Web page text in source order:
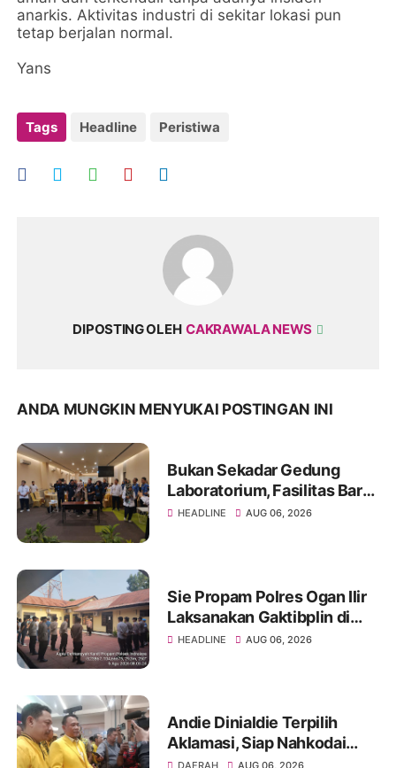
anarkis. Aktivitas industri di sekitar lokasi pun
tetap berjalan normal.
Yans
Tags Headline Peristiwa
DIPOSTING OLEH CAKRAWALA NEWS
ANDA MUNGKIN MENYUKAI POSTINGAN INI
Bukan Sekadar Gedung
Laboratorium, Fasilitas Baru
di Jakabaring Akan Perkuat
HEADLINE AUG 06, 2026
Sie Propam Polres Ogan Ilir
Laksanakan Gaktibplin di
Polsek Indralaya, Tingkatkan
HEADLINE AUG 06, 2026
Andie Dinialdie Terpilih
Aklamasi, Siap Nahkodai
Golkar Sumsel dengan